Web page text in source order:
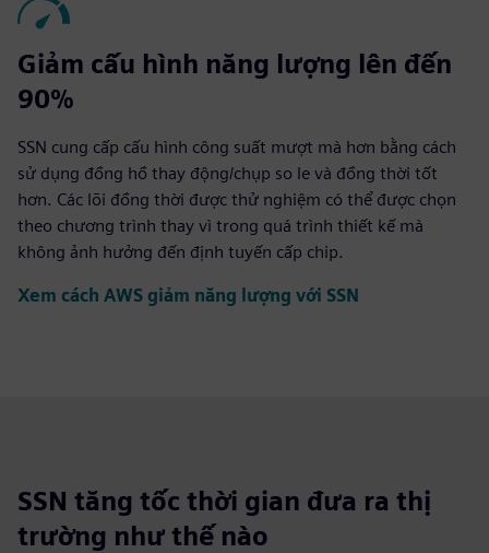
Giảm cấu hình năng lượng lên đến
90%
SSN cung cấp cấu hình công suất mượt mà hơn bằng cách
sử dụng đồng hồ thay động/chụp so le và đồng thời tốt
hơn. Các lõi đồng thời được thử nghiệm có thể được chọn
theo chương trình thay vì trong quá trình thiết kế mà
không ảnh hưởng đến định tuyến cấp chip.
Xem cách AWS giảm năng lượng với SSN
SSN tăng tốc thời gian đưa ra thị
trường như thế nào